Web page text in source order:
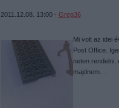
2011.12.08. 13:00 - Greg36
Mi volt az idei
Post Office.
neten rendelni,
majdnem…